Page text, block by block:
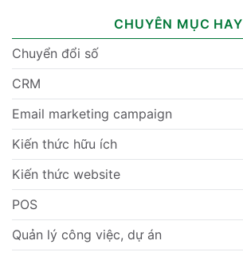
CHUYÊN MỤC HAY
Chuyển đổi số
CRM
Email marketing campaign
Kiến thức hữu ích
Kiến thức website
POS
Quản lý công việc, dự án